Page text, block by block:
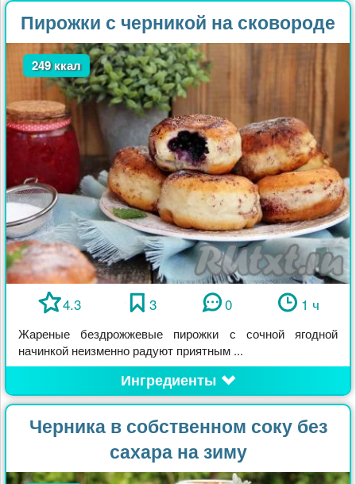
Пирожки с черникой на сковороде
249 ккал
4.3 3 0 1 ч
Жареные бездрожжевые пирожки с сочной ягодной
начинкой неизменно радуют приятным ...
Ингредиенты
Черника в собственном соку без
сахара на зиму